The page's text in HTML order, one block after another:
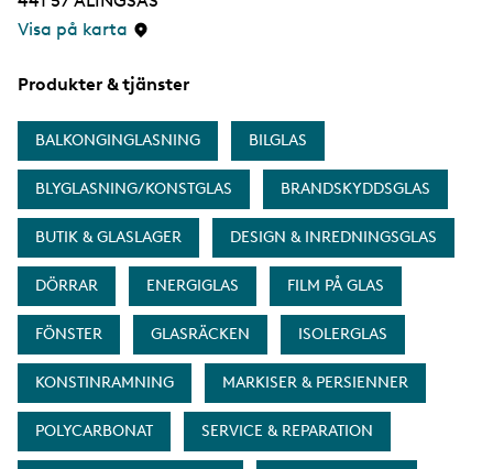
Visa på karta
Produkter & tjänster
BALKONGINGLASNING BILGLAS
BLYGLASNING/KONSTGLAS BRANDSKYDDSGLAS
BUTIK & GLASLAGER DESIGN & INREDNINGSGLAS
DÖRRAR ENERGIGLAS FILM PÅ GLAS
FÖNSTER GLASRÄCKEN ISOLERGLAS
KONSTINRAMNING MARKISER & PERSIENNER
POLYCARBONAT SERVICE & REPARATION